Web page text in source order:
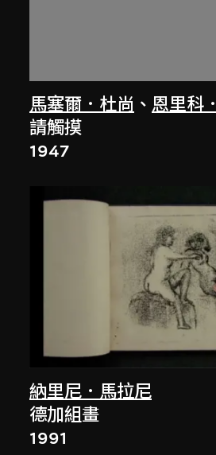
馬塞爾．杜尚 、 恩里科
請觸摸
1947
納里尼．馬拉尼
德加組畫
1991